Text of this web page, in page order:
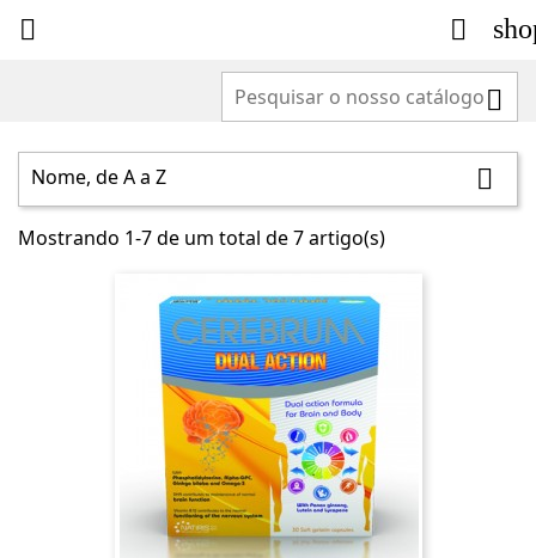
 

Nome, de A a Z 
Mostrando 1-7 de um total de 7 artigo(s)